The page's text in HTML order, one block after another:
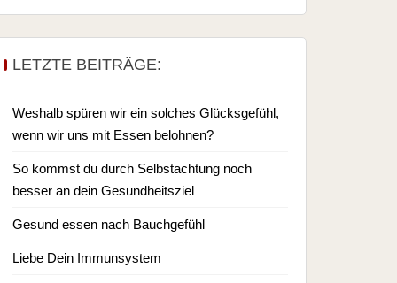
LETZTE BEITRÄGE:
Weshalb spüren wir ein solches Glücksgefühl,
wenn wir uns mit Essen belohnen?
So kommst du durch Selbstachtung noch
besser an dein Gesundheitsziel
Gesund essen nach Bauchgefühl
Liebe Dein Immunsystem